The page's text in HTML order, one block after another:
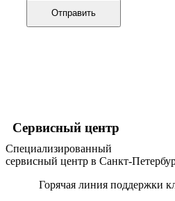
ингаляторов
инкубаторов
интерактивных
интерфейсных модулей
инверторов
ионизаторов
ipad
Отправить
Сервисный центр
Специализированный
сервисный центр в Санкт-
Горячая линия поддержки